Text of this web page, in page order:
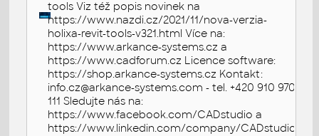
tools Viz též popis novinek na
https://www.nazdi.cz/2021/11/nova-verzia-
holixa-revit-tools-v321.html Více na:
https://www.arkance-systems.cz a
https://www.cadforum.cz Licence software:
https://shop.arkance-systems.cz Kontakt:
info.cz@arkance-systems.com - tel. +420 910 970
111 Sledujte nás na:
https://www.facebook.com/CADstudio a
https://www.linkedin.com/company/CADstudio